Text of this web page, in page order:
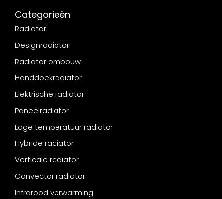
Categorieën
Radiator
Designradiator
Radiator ombouw
Handdoekradiator
Elektrische radiator
Paneelradiator
Lage temperatuur radiator
Hybride radiator
Verticale radiator
Convector radiator
Infrarood verwarming